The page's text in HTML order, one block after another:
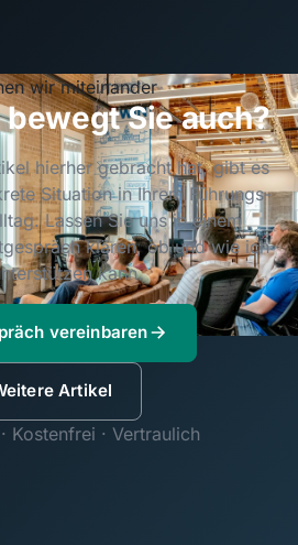
wir miteinander
bewegt Sie auch?
hierher gebracht hat, gibt es
Situation in Ihrem Führungs-
Lassen Sie uns in einem
klären, ob und wie ich
kann.
vereinbaren
Artikel
Kostenfrei · Vertraulich